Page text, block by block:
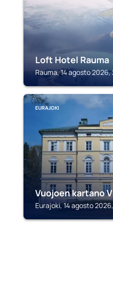
Loft Hotel Rauma
Rauma, 14 agosto 2026,
EURAJOKI
Vuojoen kartano
Eurajoki, 14 agosto